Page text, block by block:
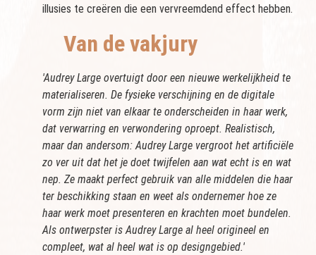
illusies te creëren die een vervreemdend effect hebben.
Van de vakjury
'Audrey Large overtuigt door een nieuwe werkelijkheid te
materialiseren. De fysieke verschijning en de digitale
vorm zijn niet van elkaar te onderscheiden in haar werk,
dat verwarring en verwondering oproept. Realistisch,
maar dan andersom: Audrey Large vergroot het artificiële
zo ver uit dat het je doet twijfelen aan wat echt is en wat
nep. Ze maakt perfect gebruik van alle middelen die haar
ter beschikking staan en weet als ondernemer hoe ze
haar werk moet presenteren en krachten moet bundelen.
Als ontwerpster is Audrey Large al heel origineel en
compleet, wat al heel wat is op designgebied.'